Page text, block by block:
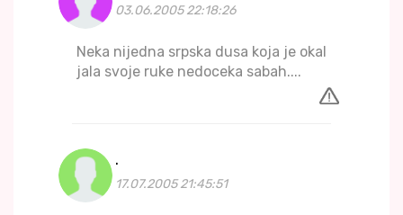
03.06.2005 22:18:26
Neka nijedna srpska dusa koja je okal
jala svoje ruke nedoceka sabah....
.
17.07.2005 21:45:51